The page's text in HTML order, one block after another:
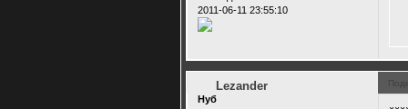
2011-06-11 23:55:10
Lezander
Нуб